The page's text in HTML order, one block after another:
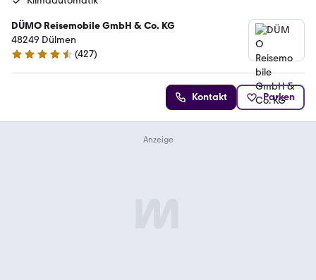
DÜMO Reisemobile GmbH & Co. KG
48249 Dülmen
4.3 Sterne
(427)
Kontakt Parken